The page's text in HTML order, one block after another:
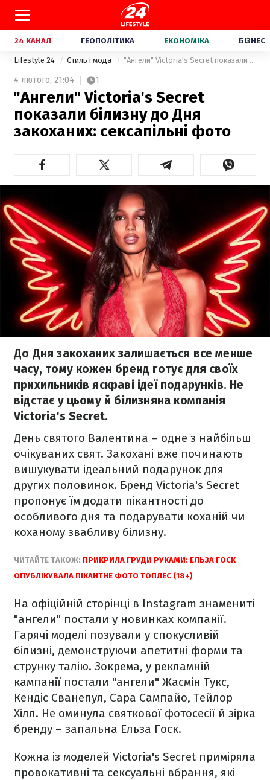
24 КАНАЛ ГЕОПОЛІТИКА ЕКОНОМІКА БІЗНЕС
Lifestyle 24 Стиль і мода "Ангели" Victoria's Secret показали білизну до Дня закоханих: сексапільні фото
4 лютого, 21:04 1
"Ангели" Victoria's Secret
показали білизну до Дня
закоханих: сексапільні фото
До Дня закоханих залишається все менше
часу, тому кожен бренд готує для своїх
прихильників яскраві ідеї подарунків. Не
відстає у цьому й білизняна компанія
Victoria's Secret.
День святого Валентина – одне з найбільш
очікуваних свят. Закохані вже починають
вишукувати ідеальний подарунок для
других половинок. Бренд Victoria's Secret
пропонує їм додати пікантності до
особливого дня та подарувати коханій чи
коханому звабливу білизну.
ЧИТАЙТЕ ТАКОЖ: ПРИКРИЛА ГРУДИ РУКАМИ: ЕЛЬЗА ГОСК
ОПУБЛІКУВАЛА ПІКАНТНЕ ФОТО ТОПЛЕС (18+)
На офіційній сторінці в Instagram знамениті
"ангели" постали у новинках компанії.
Гарячі моделі позували у спокусливій
білизні, демонструючи апетитні форми та
струнку талію. Зокрема, у рекламній
кампанії постали "ангели" Жасмін Тукс,
Кендіс Сванепул, Сара Сампайо, Тейлор
Хілл. Не оминула святкової фотосесії й зірка
бренду – запальна Ельза Госк.
Кожна із моделей Victoria's Secret приміряла
провокативні та сексуальні вбрання, які